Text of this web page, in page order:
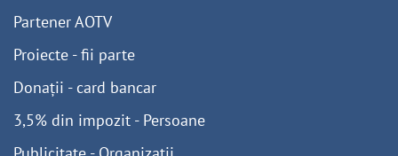
Partener AOTV
Proiecte - fii parte
Donații - card bancar
3,5% din impozit - Persoane